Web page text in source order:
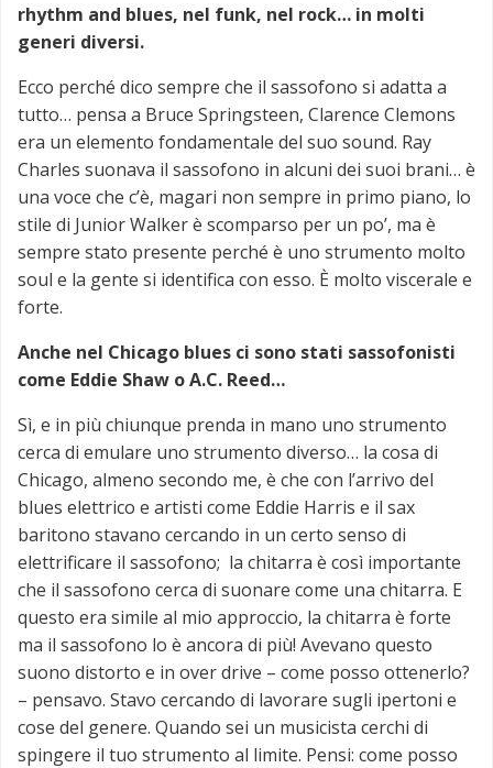
rhythm and blues, nel funk, nel rock… in molti
generi diversi.
Ecco perché dico sempre che il sassofono si adatta a
tutto… pensa a Bruce Springsteen, Clarence Clemons
era un elemento fondamentale del suo sound. Ray
Charles suonava il sassofono in alcuni dei suoi brani… è
una voce che c’è, magari non sempre in primo piano, lo
stile di Junior Walker è scomparso per un po’, ma è
sempre stato presente perché è uno strumento molto
soul e la gente si identifica con esso. È molto viscerale e
forte.
Anche nel Chicago blues ci sono stati sassofonisti
come Eddie Shaw o A.C. Reed…
Sì, e in più chiunque prenda in mano uno strumento
cerca di emulare uno strumento diverso… la cosa di
Chicago, almeno secondo me, è che con l’arrivo del
blues elettrico e artisti come Eddie Harris e il sax
baritono stavano cercando in un certo senso di
elettrificare il sassofono; la chitarra è così importante
che il sassofono cerca di suonare come una chitarra. E
questo era simile al mio approccio, la chitarra è forte
ma il sassofono lo è ancora di più! Avevano questo
suono distorto e in over drive – come posso ottenerlo?
– pensavo. Stavo cercando di lavorare sugli ipertoni e
cose del genere. Quando sei un musicista cerchi di
spingere il tuo strumento al limite. Pensi: come posso